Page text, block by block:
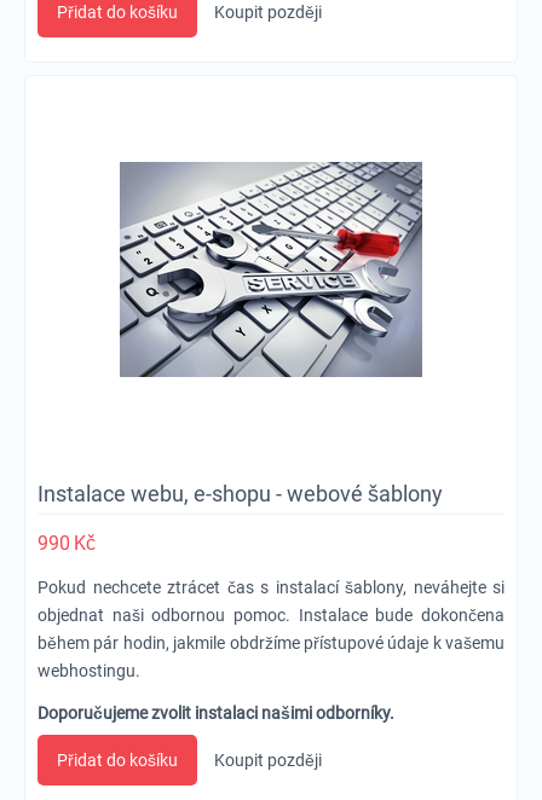
Přidat do košíku Koupit později
Instalace webu, e-shopu - webové šablony
990 Kč
Pokud nechcete ztrácet čas s instalací šablony, neváhejte si
objednat naši odbornou pomoc. Instalace bude dokončena
během pár hodin, jakmile obdržíme přístupové údaje k vašemu
webhostingu.
Doporučujeme zvolit instalaci našimi odborníky.
Přidat do košíku Koupit později